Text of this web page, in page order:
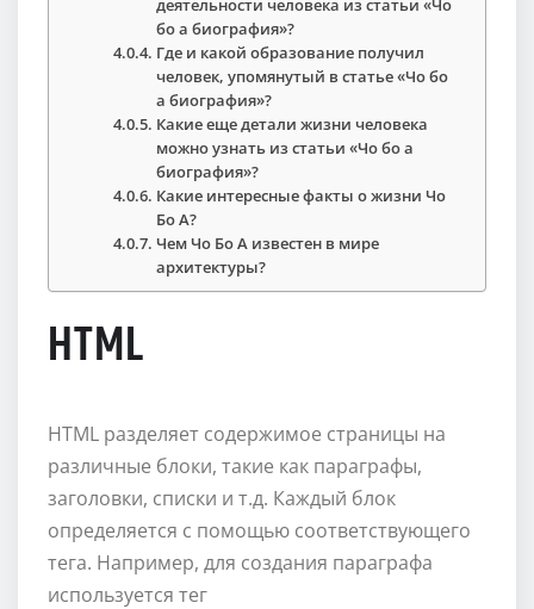
деятельности человека из статьи «Чо
бо а биография»?
Где и какой образование получил
человек, упомянутый в статье «Чо бо
а биография»?
Какие еще детали жизни человека
можно узнать из статьи «Чо бо а
биография»?
Какие интересные факты о жизни Чо
Бо А?
Чем Чо Бо А известен в мире
архитектуры?
HTML
HTML разделяет содержимое страницы на
различные блоки, такие как параграфы,
заголовки, списки и т.д. Каждый блок
определяется с помощью соответствующего
тега. Например, для создания параграфа
используется тег